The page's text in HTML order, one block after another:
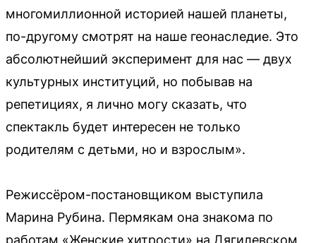
многомиллионной историей нашей планеты,
по-другому смотрят на наше геонаследие. Это
абсолютнейший эксперимент для нас — двух
культурных институций, но побывав на
репетициях, я лично могу сказать, что
спектакль будет интересен не только
родителям с детьми, но и взрослым».
Режиссёром-постановщиком выступила
Марина Рубина. Пермякам она знакома по
работам «Женские хитрости» на Дягилевском